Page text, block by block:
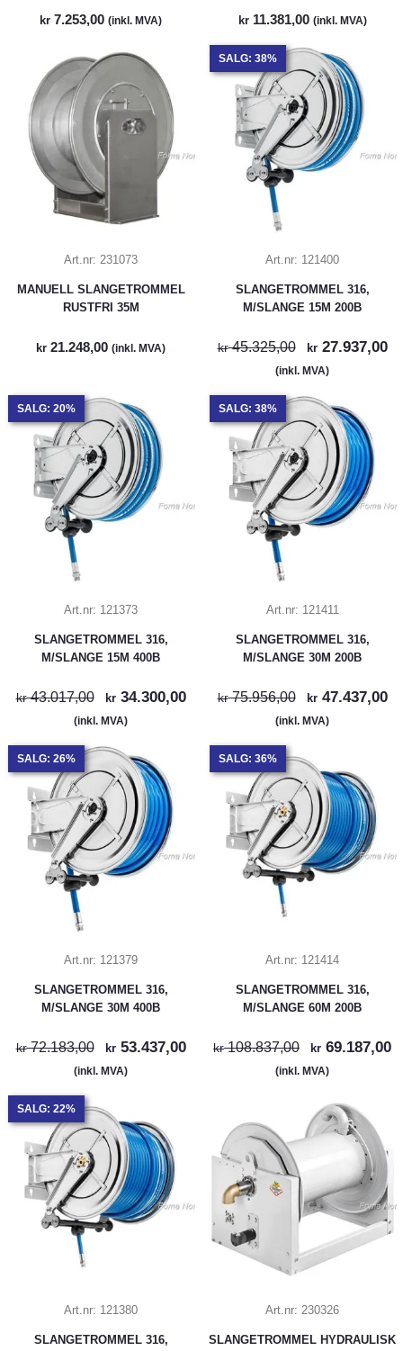
kr 7.253,00 (inkl. MVA) kr11.381,00 (inkl. MVA)
Art.nr: 231073
MANUELL SLANGETROMMEL
RUSTFRI 35M
kr 21.248,00 (inkl. MVA)
SALG: 38%
Art.nr: 121400
SLANGETROMMEL 316,
M/SLANGE 15M 200B
kr45.325,00 kr27.937,00
(inkl. MVA)
SALG: 20%
Art.nr: 121373
SLANGETROMMEL 316,
M/SLANGE 15M 400B
kr43.017,00 kr34.300,00
(inkl. MVA)
SALG: 38%
Art.nr: 121411
SLANGETROMMEL 316,
M/SLANGE 30M 200B
kr75.956,00 kr47.437,00
(inkl. MVA)
SALG: 26%
Art.nr: 121379
SLANGETROMMEL 316,
M/SLANGE 30M 400B
kr72.183,00 kr53.437,00
(inkl. MVA)
SALG: 36%
Art.nr: 121414
SLANGETROMMEL 316,
M/SLANGE 60M 200B
kr108.837,00 kr 69.187,00
(inkl. MVA)
SALG: 22%
Art.nr: 121380
SLANGETROMMEL 316,
Art.nr: 230326
SLANGETROMMEL HYDRAULISK